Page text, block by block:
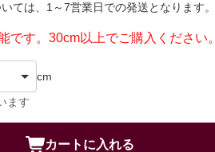
ては、1～7営業日での発送となります。
です。30cm以上でご購入ください。
cm
ます
カートに入れる